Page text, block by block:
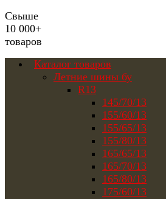
Свыше
10 000+
товаров
Каталог товаров
Летние шины бу
R13
145/70/13
155/60/13
155/65/13
155/80/13
165/65/13
165/70/13
165/80/13
175/60/13